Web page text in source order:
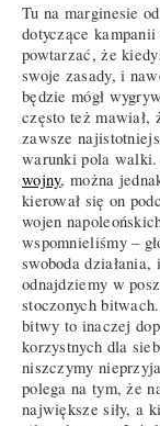
Tu na marginesie
dotyczące
powtarzać, że
swoje zasady, i
będzie mógł
często też mawiał,
zawsze
warunki pola
wojny, można
kierował się on
wojen
wspomnieliśmy –
swoboda
odnajdziemy w
stoczonych
bitwy to inaczej
korzystnych dla
niszczymy
polega na tym, że
największe siły, a